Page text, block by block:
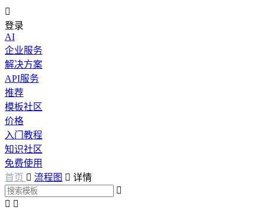

登录
AI
企业服务
解决方案
API服务
推荐
模板社区
价格
入门教程
知识社区
免费使用
首页  流程图  详情

 